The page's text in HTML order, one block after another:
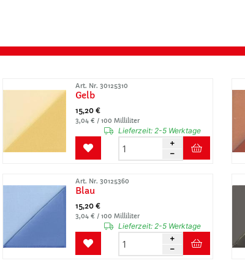
Art. Nr. 30125310
Gelb
15,20 €
3,04 € / 100 Milliliter
Lieferzeit: 2-5 Werktage
Art. Nr. 30125360
Blau
15,20 €
3,04 € / 100 Milliliter
Lieferzeit: 2-5 Werktage